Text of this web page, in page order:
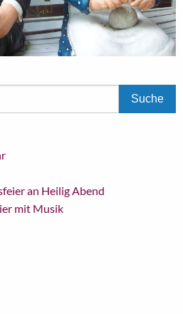
an Heilig Abend
mit Musik